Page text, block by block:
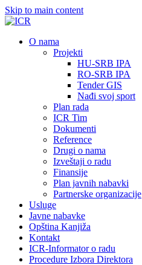
Skip to main content
О nama
Projekti
HU-SRB IPA
RO-SRB IPA
Tender GIS
Nađi svoj sport
Plan rada
ICR Tim
Dokumenti
Reference
Drugi o nama
Izveštaji o radu
Finansije
Plan javnih nabavki
Partnerske organizacije
Usluge
Javne nabavke
Opština Kanjiža
Kontakt
ICR-Informator o radu
Procedure Izbora Direktora